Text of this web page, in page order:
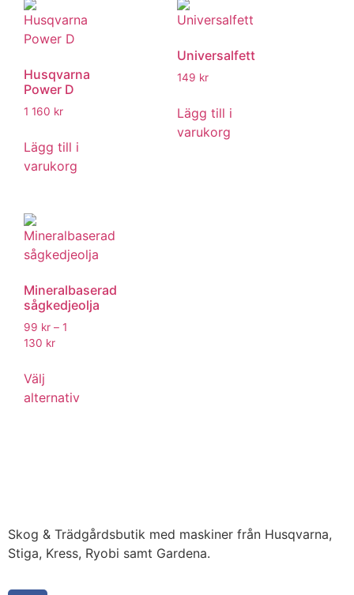
Husqvarna
Power D
1 160 kr
Lägg till i
varukorg
Universalfett
149 kr
Lägg till i
varukorg
Mineralbaserad
sågkedjeolja
99 kr – 1
130 kr
Välj
alternativ
Skog & Trädgårdsbutik med maskiner från Husqvarna,
Stiga, Kress, Ryobi samt Gardena.